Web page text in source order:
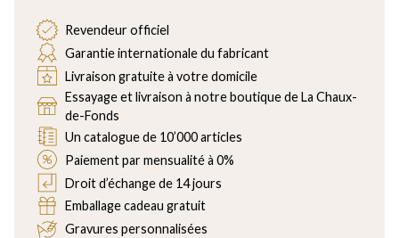
Revendeur officiel
Garantie internationale du fabricant
Livraison gratuite à votre domicile
Essayage et livraison à notre boutique de La Chaux-
de-Fonds
Un catalogue de 10’000 articles
Paiement par mensualité à 0%
Droit d’échange de 14 jours
Emballage cadeau gratuit
Gravures personnalisées